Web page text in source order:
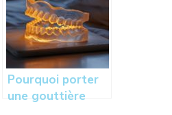
par votre
mutuelle
Pourquoi porter
une gouttière